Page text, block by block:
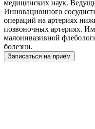
медицинских наук.
Инновационного
операций на артериях
позвоночных артериях.
малоинвазивной
болезни.
Записаться на приём